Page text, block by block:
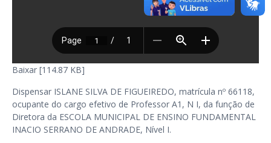
Baixar [114.87 KB]
Dispensar ISLANE SILVA DE FIGUEIREDO, matrícula nº 66118,
ocupante do cargo efetivo de Professor A1, N I, da função de
Diretora da ESCOLA MUNICIPAL DE ENSINO FUNDAMENTAL
INACIO SERRANO DE ANDRADE, Nível I.